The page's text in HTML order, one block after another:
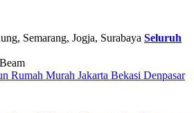
Semarang, Jogja, Surabaya Seluruh